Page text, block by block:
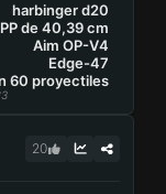
harbinger d20
de 40,39 cm
Aim OP-V4
Edge-47
60 proyectiles
20